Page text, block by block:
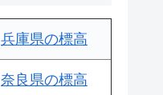
兵庫県の標高
奈良県の標高